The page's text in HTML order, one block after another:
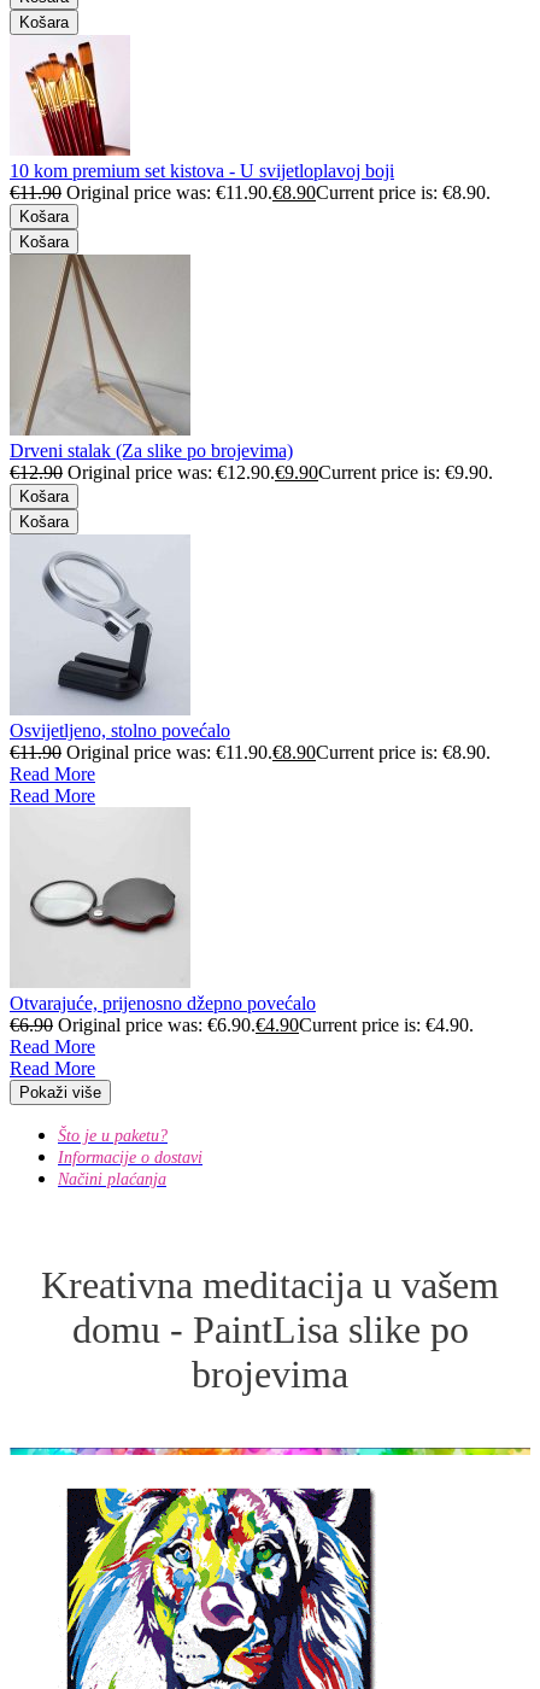
Košara
10 kom premium set kistova - U svijetloplavoj boji
€11.90 Original price was: €11.90.€8.90Current price is: €8.90.
Košara
Košara
Drveni stalak (Za slike po brojevima)
€12.90 Original price was: €12.90.€9.90Current price is: €9.90.
Košara
Košara
Osvijetljeno, stolno povećalo
€11.90 Original price was: €11.90.€8.90Current price is: €8.90.
Read More
Read More
Otvarajuće, prijenosno džepno povećalo
€6.90 Original price was: €6.90.€4.90Current price is: €4.90.
Read More
Read More
Pokaži više
Što je u paketu?
Informacije o dostavi
Načini plaćanja
Kreativna meditacija u vašem
domu - PaintLisa slike po
brojevima